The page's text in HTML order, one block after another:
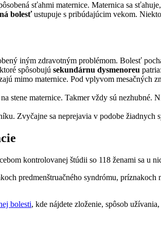
sťahmi maternice. Maternica sa
bolesťustupuje s pribúdajúcim vekom.
iným zdravotným problémom. Bolesť
spôsobujú sekundárnu dysmenoreu patria:
mimo maternice. Pod vplyvom mesačných
stene maternice. Takmer vždy sú
Zvyčajne sa neprejavia v podobe žiadnych
kontrolovanej štúdii so 118 ženami sa
predmenštruačného syndrómu,
bolesti, kde nájdete zloženie, spôsob